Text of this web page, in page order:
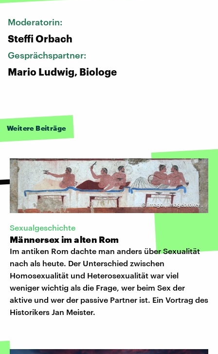
Moderatorin:
Steffi Orbach
Gesprächspartner:
Mario Ludwig, Biologe
Weitere Beiträge
©imago | imagebroker,
Sexualgeschichte
Männersex im alten Rom
Im antiken Rom dachte man anders über Sexualität
nach als heute. Der Unterschied zwischen
Homosexualität und Heterosexualität war viel
weniger wichtig als die Frage, wer beim Sex der
aktive und wer der passive Partner ist. Ein Vortrag des
Historikers Jan Meister.